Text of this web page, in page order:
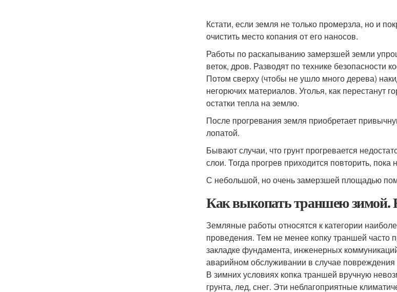
Кстати, если земля не только промерзла, но и
очистить место копания от его наносов.
Работы по раскапыванию замерзшей земли
веток, дров. Разводят по технике безопасности
Потом сверху (чтобы не ушло много дерева)
негорючих материалов. Уголья, как перестанут
остатки тепла на землю.
После прогревания земля приобретает
лопатой.
Бывают случаи, что грунт прогревается
слои. Тогда прогрев приходится повторить,
С небольшой, но очень замерзшей площадью
Как выкопать траншею зимой.
Земляные работы относятся к категории
проведения. Тем не менее копку траншей часто
закладке фундамента, инженерных
аварийном обслуживании в случае
В зимних условиях копка траншей вручную
грунта, лед, снег. Эти неблагоприятные